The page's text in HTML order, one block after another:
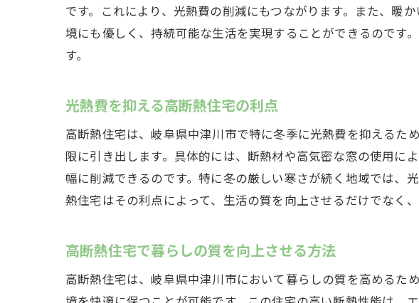
岐阜県中津川市
冬の寒さに強い
高断熱住宅の効
岐阜県中津川市での
高断熱住宅の魅
高断熱住宅が冬
高断熱住宅の
です。これにより、光熱費の削減にもつながります。また、暖
境にも優しく、持続可能な生活を実現することができるのです
す。
光熱費を抑える高断熱住宅の利点
高断熱住宅は、岐阜県中津川市で特に冬季に光熱費を抑えるた
限に引き出します。具体的には、断熱材や高気密な窓の使用に
幅に削減できるのです。特に冬の厳しい寒さが続く地域では、
熱住宅はその利点によって、生活の質を向上させるだけでなく
高断熱住宅で暮らしの質を向上させる方法
高断熱住宅は、岐阜県中津川市において暮らしの質を高めるた